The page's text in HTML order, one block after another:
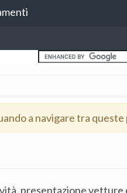
a navigare tra
presentazione vetture